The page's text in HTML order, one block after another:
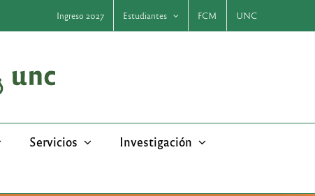
Ingreso 2027 Estudiantes FCM UNC
Servicios Investigación